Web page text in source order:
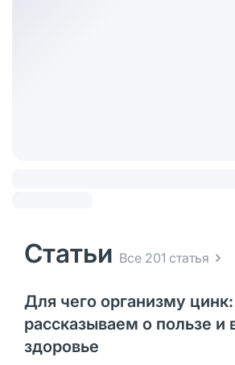
Статьи Все 201 статья
Для чего организму цинк:
рассказываем о пользе и
здоровье